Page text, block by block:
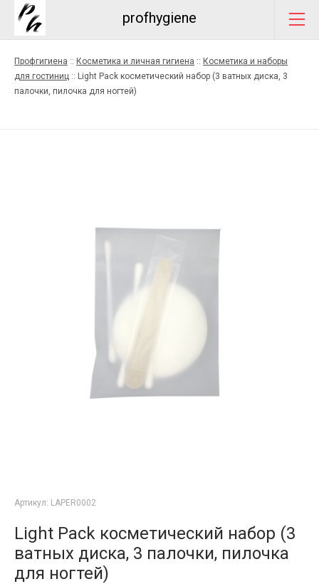
profhygiene
Профгигиена :: Косметика и личная гигиена :: Косметика и наборы
для гостиниц :: Light Pack косметический набор (3 ватных диска, 3
палочки, пилочка для ногтей)
Артикул: LAPER0002
Light Pack косметический набор (3
ватных диска, 3 палочки, пилочка
для ногтей)